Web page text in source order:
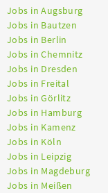
Jobs in Augsburg
Jobs in Bautzen
Jobs in Berlin
Jobs in Chemnitz
Jobs in Dresden
Jobs in Freital
Jobs in Görlitz
Jobs in Hamburg
Jobs in Kamenz
Jobs in Köln
Jobs in Leipzig
Jobs in Magdeburg
Jobs in Meißen